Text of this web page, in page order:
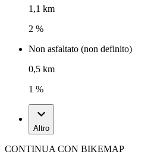
1,1 km
2 %
Non asfaltato (non definito)
0,5 km
1 %
Altro
CONTINUA CON BIKEMAP